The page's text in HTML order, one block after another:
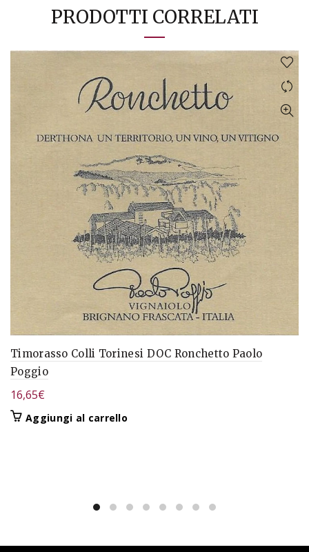
PRODOTTI CORRELATI
Timorasso Colli Torinesi DOC Ronchetto Paolo
Poggio
16,65€
Aggiungi al carrello